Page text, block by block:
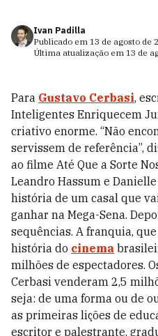
Ivan Padilla
Publicado em 13 de agosto de
Última atualização em 13 de
Para Gustavo Cerbasi,
Inteligentes Enriquecem
criativo enorme. “Não
servissem de referência”,
ao filme Até Que a Sorte
Leandro Hassum e
história de um casal que
ganhar na Mega-Sena.
sequências. A franquia,
história do cinema
milhões de espectadores.
Cerbasi venderam 2,5
seja: de uma forma ou de
as primeiras lições de
escritor e palestrante,